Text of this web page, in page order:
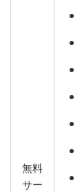
無料
サー